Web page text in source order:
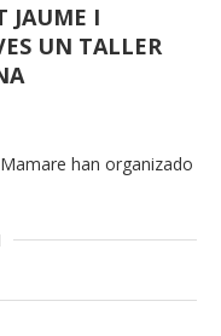
JAUME I
UN TALLER
han organizado